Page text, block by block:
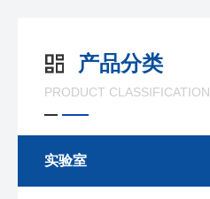
产品分类
PRODUCT CLASSIFICATION
实验室